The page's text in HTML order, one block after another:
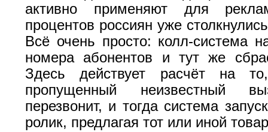
активно применяют для
процентов россиян уже
Всё очень просто: колл-система
номера абонентов и тут же
Здесь действует расчёт на
пропущенный неизвестный
перезвонит, и тогда система
ролик, предлагая тот или иной